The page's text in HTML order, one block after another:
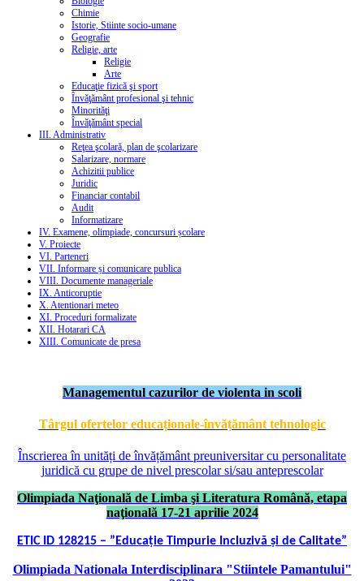
Chimie
Istorie, Stiinte socio-umane
Geografie
Religie, arte
Religie
Arte
Educaţie fizică şi sport
Învăţământ profesional şi tehnic
Minorităţi
Învăţământ special
III. Administrativ
Reţea şcolară, plan de şcolarizare
Salarizare, normare
Achizitii publice
Juridic
Financiar contabil
Audit
Informatizare
IV. Examene, olimpiade, concursuri școlare
V. Proiecte
VI. Parteneri
VII. Informare și comunicare publica
VIII. Documente manageriale
IX. Anticoruptie
X. Atentionari meteo
XI. Proceduri formalizate
XII. Hotarari CA
XIII. Comunicate de presa
Managementul cazurilor de violenta in scoli
Târgul ofertelor educaționale-învățământ tehnologic
Înscrierea în unități de învățământ preuniversitar cu personalitate
juridică cu grupe de nivel prescolar si/sau anteprescolar
Olimpiada Naţională de Limba şi Literatura Română, etapa
naţională 17-21 aprilie 2024
ETIC ID 128215 – ”Educație Timpurie Incluzivă și de Calitate”
Olimpiada Nationala Interdisciplinara "Stiintele Pamantului"